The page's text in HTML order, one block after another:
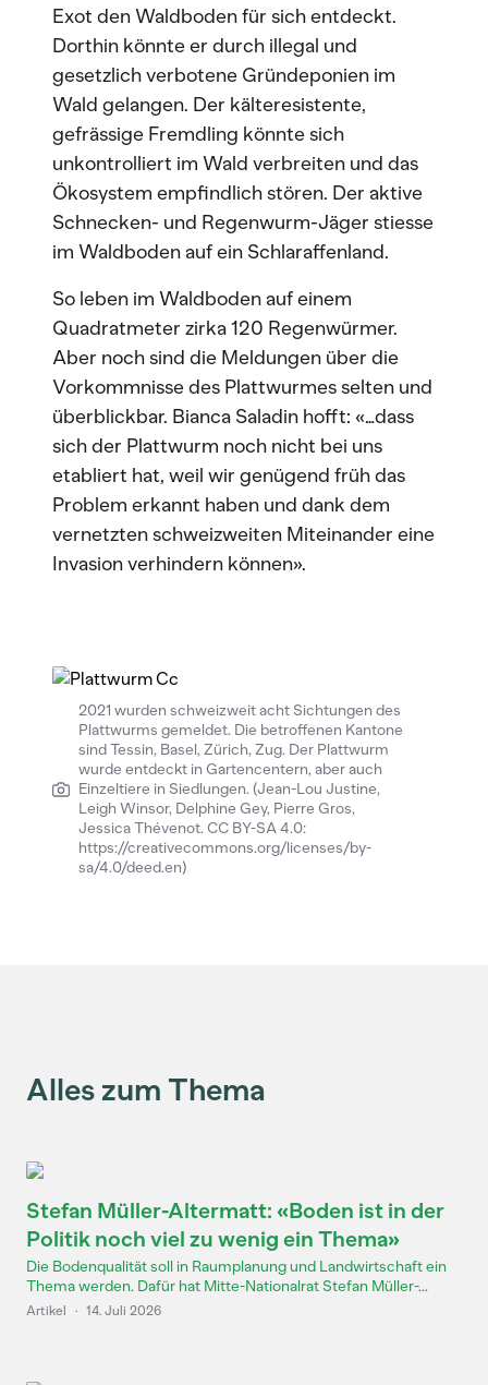
Exot den Waldboden für sich entdeckt.
Dorthin könnte er durch illegal und
gesetzlich verbotene Gründeponien im
Wald gelangen. Der kälteresistente,
gefrässige Fremdling könnte sich
unkontrolliert im Wald verbreiten und das
Ökosystem empfindlich stören. Der aktive
Schnecken- und Regenwurm-Jäger stiesse
im Waldboden auf ein Schlaraffenland.
So leben im Waldboden auf einem
Quadratmeter zirka 120 Regenwürmer.
Aber noch sind die Meldungen über die
Vorkommnisse des Plattwurmes selten und
überblickbar. Bianca Saladin hofft: «…dass
sich der Plattwurm noch nicht bei uns
etabliert hat, weil wir genügend früh das
Problem erkannt haben und dank dem
vernetzten schweizweiten Miteinander eine
Invasion verhindern können».
2021 wurden schweizweit acht Sichtungen des
Plattwurms gemeldet. Die betroffenen Kantone
sind Tessin, Basel, Zürich, Zug. Der Plattwurm
wurde entdeckt in Gartencentern, aber auch
Einzeltiere in Siedlungen. (Jean-Lou Justine,
Leigh Winsor, Delphine Gey, Pierre Gros,
Jessica Thévenot. CC BY-SA 4.0:
https://creativecommons.org/licenses/by-
sa/4.0/deed.en)
Alles zum Thema
Stefan Müller-Altermatt: «Boden ist in der
Politik noch viel zu wenig ein Thema»
Die Bodenqualität soll in Raumplanung und Landwirtschaft ein
Thema werden. Dafür hat Mitte-Nationalrat Stefan Müller-...
Artikel · 14. Juli 2026